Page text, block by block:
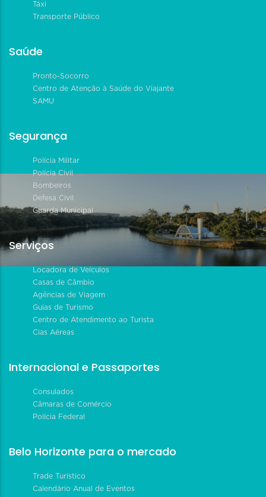
Táxi
Transporte Público
Saúde
Pronto-Socorro
Centro de Atenção à Saúde do Viajante
SAMU
Segurança
Polícia Militar
Polícia Civil
Bombeiros
Defesa Civil
Guarda Municipal
Serviços
Locadora de Veículos
Casas de Câmbio
Agências de Viagem
Guias de Turismo
Centro de Atendimento ao Turista
Cias Aéreas
Internacional e Passaportes
Consulados
Câmaras de Comércio
Polícia Federal
Belo Horizonte para o mercado
Trade Turístico
Calendário Anual de Eventos